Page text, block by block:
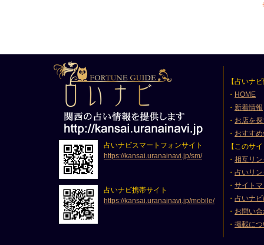
占いナビスマートフォンサイト
https://kansai.uranainavi.jp/sm/
占いナビ携帯サイト
https://kansai.uranainavi.jp/mobile/
【占いナ
・ HOME
・ 新着情報
・ お店を
・ おすす
【このサ
・ 相互リ
・ 占いリ
・ サイト
・ 占いナ
・ お問い
・ 掲載に